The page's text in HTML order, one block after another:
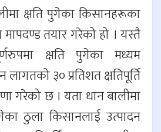
क्षति पुगेका किसानहरूका
मापदण्ड तयार गरेको हो । यस्तै
क्षति पुगेका मध्यम
३० प्रतिशत क्षतिपूर्ति
गरेको छ । यता धान बालीमा
ठुला किसानलाई उत्पादन